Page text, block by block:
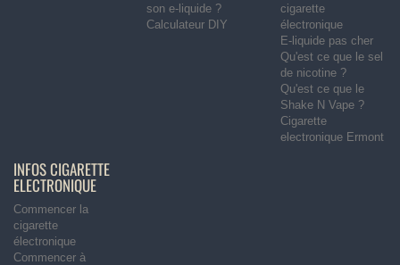
son e-liquide ?
Calculateur DIY
cigarette
électronique
E-liquide pas cher
Qu'est ce que le sel
de nicotine ?
Qu'est ce que le
Shake N Vape ?
Cigarette
electronique Ermont
INFOS CIGARETTE
ELECTRONIQUE
Commencer la
cigarette
électronique
Commencer à